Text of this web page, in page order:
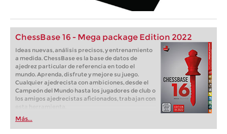
ChessBase 16 - Mega package Edition 2022
Ideas nuevas, análisis precisos, y entrenamiento
a medida. ChessBase es la base de datos de
ajedrez particular de referencia en todo el
mundo. Aprenda, disfrute y mejore su juego.
Cualquier ajedrecista con ambiciones, desde el
Campeón del Mundo hasta los jugadores de club o
los amigos ajedrecistas aficionados, trabajan con
Más...